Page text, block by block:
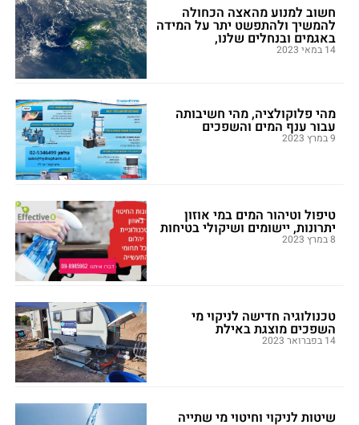
חשוב למנוע מהאצה הכחולה
להמשיך ולהתפשט יתר על המידה
באגמים ובנחלים שלנו,
14 במאי 2023
מהי פלוקולציה, מהי חשיבותה
עבור ענף המים והשפכים
9 במרץ 2023
טיפול וטיהור המים במי אוזון
יתרונות, יישומים ושיקולי בטיחות
8 במרץ 2023
טכנולוגיה חדישה לניקוי מי
השפכים מוצגת באילת
14 בפברואר 2023
שיטות לניקוי וחיטוי מי שתייה